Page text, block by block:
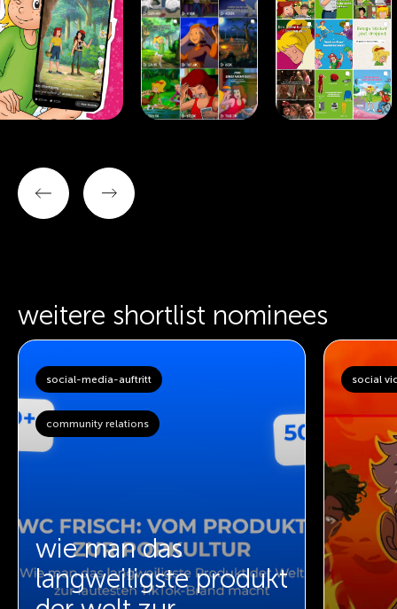
weitere shortlist nominees
social-media-auftritt
community relations
wie man das
langweiligste produkt
social